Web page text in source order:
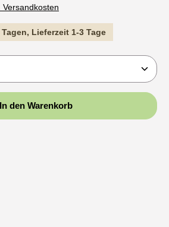
Versandkosten
Lieferzeit 1-3 Tage
den gewünschten Wert ein
In den Warenkorb